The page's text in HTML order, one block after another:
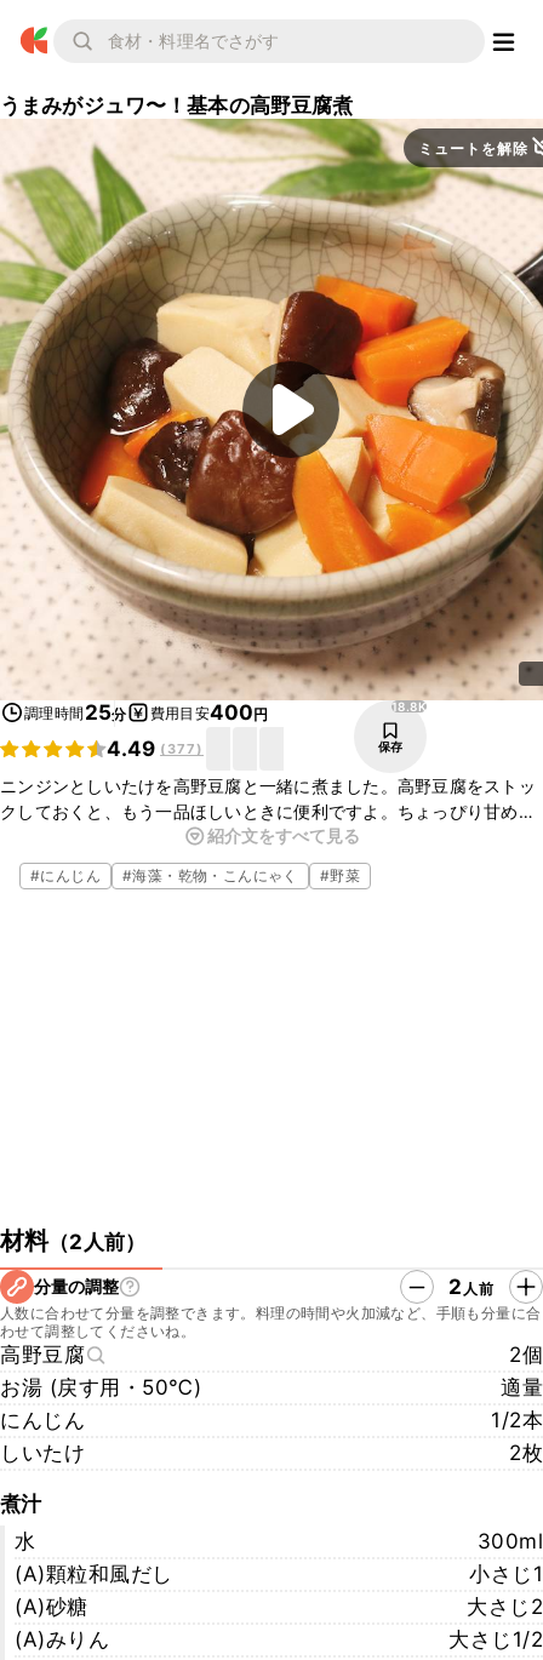
うまみがジュワ〜！基本の高野豆腐煮
ミュートを解除
調理時間 25分 費用目安400円
4.49 ( 377)
18.8K
保存
ニンジンとしいたけを高野豆腐と一緒に煮ました。高野豆腐をストッ
クしておくと、もう一品ほしいときに便利ですよ。ちょっぴり甘めの
味付けで、温かくても冷たくても美味しいので、ぜひ作ってみてくだ
さい。
紹介文をすべて見る
#にんじん #海藻・乾物・こんにゃく #野菜
材料（2人前）
分量の調整 2 人前
人数に合わせて分量を調整できます。料理の時間や火加減など、手順も分量に合
わせて調整してくださいね。
高野豆腐
2個
お湯 (戻す用・50℃)
適量
にんじん
1/2本
しいたけ
2枚
煮汁
水
300ml
(A)顆粒和風だし
小さじ1
(A)砂糖
大さじ2
(A)みりん
大さじ1/2